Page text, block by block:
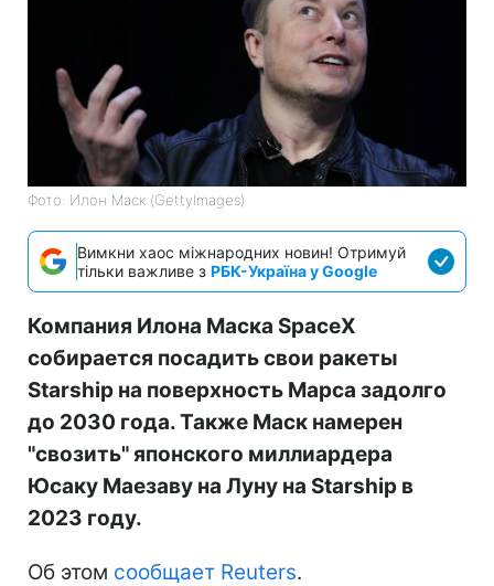
Фото: Илон Маск (GettyImages)
Вимкни хаос міжнародних новин! Отримуй
тільки важливе з РБК-Україна у Google
Компания Илона Маска SpaceX
собирается посадить свои ракеты
Starship на поверхность Марса задолго
до 2030 года. Также Маск намерен
"свозить" японского миллиардера
Юсаку Маезаву на Луну на Starship в
2023 году.
Об этом сообщает Reuters.